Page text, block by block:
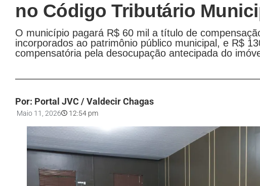
no Código Tributário
O município pagará R$ 60 mil a título de
incorporados ao patrimônio público municipal, e R$
compensatória pela desocupação antecipada do
Por: Portal JVC / Valdecir Chagas
Maio 11, 2026 12:54 pm